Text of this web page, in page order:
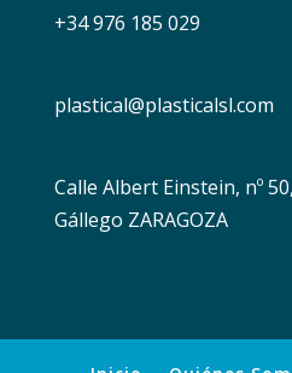
+34 976 185 029
plastical@plasticalsl.com
Calle Albert Einstein, nº
Gállego ZARAGOZA